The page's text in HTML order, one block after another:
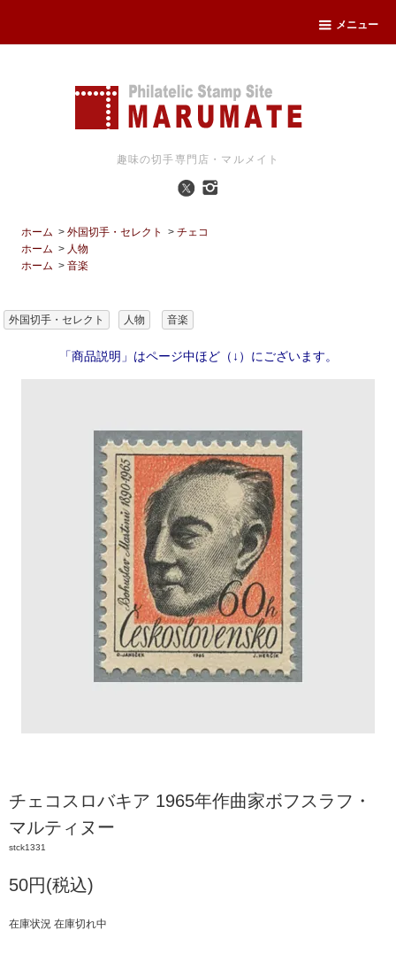
メニュー
趣味の切手専門店・マルメイト
ホーム >外国切手・セレクト >チェコ
ホーム > 人物
ホーム >音楽
外国切手・セレクト 人物 音楽
「商品説明」はページ中ほど（↓）にございます。
チェコスロバキア 1965年作曲家ボフスラフ・
マルティヌー
stck1331
50円(税込)
在庫状況 在庫切れ中